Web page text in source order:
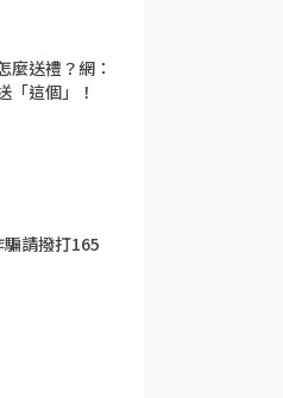
麼送禮？網：
「這個」！
請撥打165